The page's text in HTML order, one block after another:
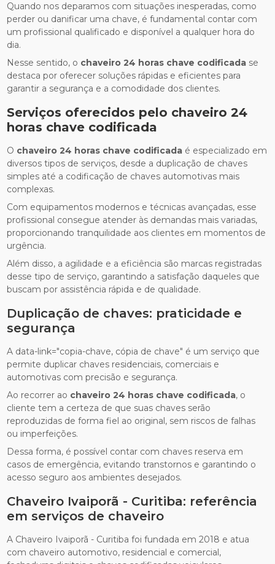
Quando nos deparamos com situações inesperadas, como
perder ou danificar uma chave, é fundamental contar com
um profissional qualificado e disponível a qualquer hora do
dia.
Nesse sentido, o chaveiro 24 horas chave codificada se
destaca por oferecer soluções rápidas e eficientes para
garantir a segurança e a comodidade dos clientes.
Serviços oferecidos pelo chaveiro 24
horas chave codificada
O chaveiro 24 horas chave codificada é especializado em
diversos tipos de serviços, desde a duplicação de chaves
simples até a codificação de chaves automotivas mais
complexas.
Com equipamentos modernos e técnicas avançadas, esse
profissional consegue atender às demandas mais variadas,
proporcionando tranquilidade aos clientes em momentos de
urgência.
Além disso, a agilidade e a eficiência são marcas registradas
desse tipo de serviço, garantindo a satisfação daqueles que
buscam por assistência rápida e de qualidade.
Duplicação de chaves: praticidade e
segurança
A data-link="copia-chave, cópia de chave" é um serviço que
permite duplicar chaves residenciais, comerciais e
automotivas com precisão e segurança.
Ao recorrer ao chaveiro 24 horas chave codificada, o
cliente tem a certeza de que suas chaves serão
reproduzidas de forma fiel ao original, sem riscos de falhas
ou imperfeições.
Dessa forma, é possível contar com chaves reserva em
casos de emergência, evitando transtornos e garantindo o
acesso seguro aos ambientes desejados.
Chaveiro Ivaiporã - Curitiba: referência
em serviços de chaveiro
A Chaveiro Ivaiporã - Curitiba foi fundada em 2018 e atua
com chaveiro automotivo, residencial e comercial,